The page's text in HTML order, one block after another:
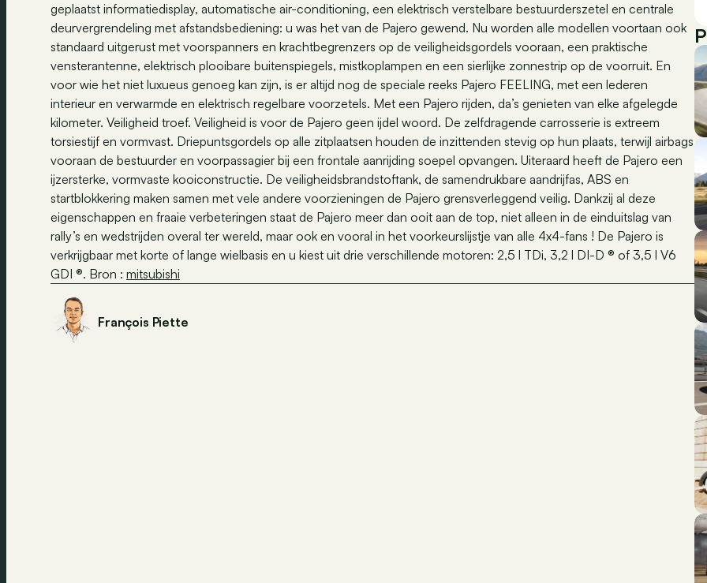
geplaatst informatiedisplay, automatische air-conditioning, een elektrisch verstelbare bestuurderszetel en centrale
deurvergrendeling met afstandsbediening: u was het van de Pajero gewend. Nu worden alle modellen voortaan ook
standaard uitgerust met voorspanners en krachtbegrenzers op de veiligheidsgordels vooraan, een praktische
vensterantenne, elektrisch plooibare buitenspiegels, mistkoplampen en een sierlijke zonnestrip op de voorruit. En
voor wie het niet luxueus genoeg kan zijn, is er altijd nog de speciale reeks Pajero FEELING, met een lederen
interieur en verwarmde en elektrisch regelbare voorzetels. Met een Pajero rijden, da’s genieten van elke afgelegde
kilometer. Veiligheid troef. Veiligheid is voor de Pajero geen ijdel woord. De zelfdragende carrosserie is extreem
torsiestijf en vormvast. Driepuntsgordels op alle zitplaatsen houden de inzittenden stevig op hun plaats, terwijl airbags
vooraan de bestuurder en voorpassagier bij een frontale aanrijding soepel opvangen. Uiteraard heeft de Pajero een
ijzersterke, vormvaste kooiconstructie. De veiligheidsbrandstoftank, de samendrukbare aandrijfas, ABS en
startblokkering maken samen met vele andere voorzieningen de Pajero grensverleggend veilig. Dankzij al deze
eigenschappen en fraaie verbeteringen staat de Pajero meer dan ooit aan de top, niet alleen in de einduitslag van
rally’s en wedstrijden overal ter wereld, maar ook en vooral in het voorkeurslijstje van alle 4x4-fans ! De Pajero is
verkrijgbaar met korte of lange wielbasis en u kiest uit drie verschillende motoren: 2,5 l TDi, 3,2 l DI-D ® of 3,5 l V6
GDI ®. Bron : mitsubishi
François Piette